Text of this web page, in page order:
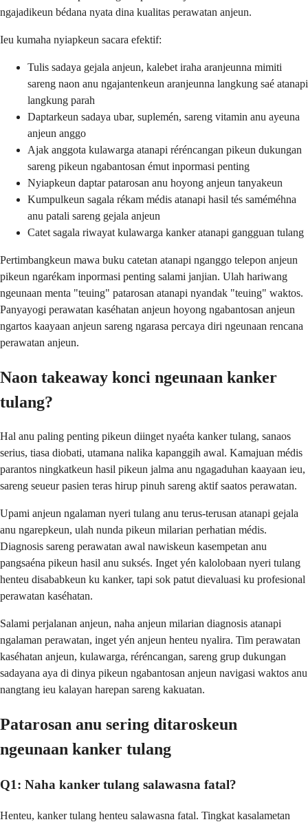
ngajadikeun bédana nyata dina kualitas perawatan anjeun.
Ieu kumaha nyiapkeun sacara efektif:
Tulis sadaya gejala anjeun, kalebet iraha aranjeunna mimiti
sareng naon anu ngajantenkeun aranjeunna langkung saé atanapi
langkung parah
Daptarkeun sadaya ubar, suplemén, sareng vitamin anu ayeuna
anjeun anggo
Ajak anggota kulawarga atanapi réréncangan pikeun dukungan
sareng pikeun ngabantosan émut inpormasi penting
Nyiapkeun daptar patarosan anu hoyong anjeun tanyakeun
Kumpulkeun sagala rékam médis atanapi hasil tés saméméhna
anu patali sareng gejala anjeun
Catet sagala riwayat kulawarga kanker atanapi gangguan tulang
Pertimbangkeun mawa buku catetan atanapi nganggo telepon anjeun
pikeun ngarékam inpormasi penting salami janjian. Ulah hariwang
ngeunaan menta "teuing" patarosan atanapi nyandak "teuing" waktos.
Panyayogi perawatan kaséhatan anjeun hoyong ngabantosan anjeun
ngartos kaayaan anjeun sareng ngarasa percaya diri ngeunaan rencana
perawatan anjeun.
Naon takeaway konci ngeunaan kanker
tulang?
Hal anu paling penting pikeun diinget nyaéta kanker tulang, sanaos
serius, tiasa diobati, utamana nalika kapanggih awal. Kamajuan médis
parantos ningkatkeun hasil pikeun jalma anu ngagaduhan kaayaan ieu,
sareng seueur pasien teras hirup pinuh sareng aktif saatos perawatan.
Upami anjeun ngalaman nyeri tulang anu terus-terusan atanapi gejala
anu ngarepkeun, ulah nunda pikeun milarian perhatian médis.
Diagnosis sareng perawatan awal nawiskeun kasempetan anu
pangsaéna pikeun hasil anu suksés. Inget yén kalolobaan nyeri tulang
henteu disababkeun ku kanker, tapi sok patut dievaluasi ku profesional
perawatan kaséhatan.
Salami perjalanan anjeun, naha anjeun milarian diagnosis atanapi
ngalaman perawatan, inget yén anjeun henteu nyalira. Tim perawatan
kaséhatan anjeun, kulawarga, réréncangan, sareng grup dukungan
sadayana aya di dinya pikeun ngabantosan anjeun navigasi waktos anu
nangtang ieu kalayan harepan sareng kakuatan.
Patarosan anu sering ditaroskeun
ngeunaan kanker tulang
Q1: Naha kanker tulang salawasna fatal?
Henteu, kanker tulang henteu salawasna fatal. Tingkat kasalametan